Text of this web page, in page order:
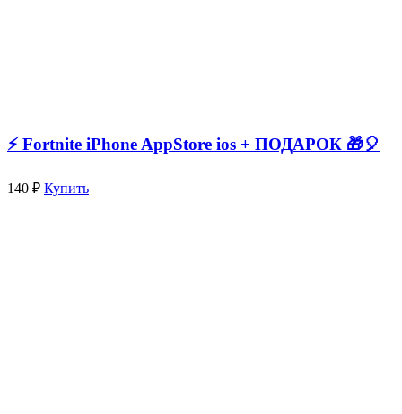
⚡️ Fortnite iPhone AppStore ios + ПОДАРОК 🎁🎈
140 ₽ Купить